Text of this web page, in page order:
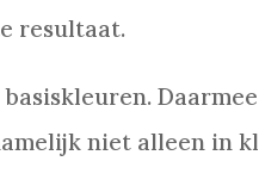
resultaat.
niet alleen in